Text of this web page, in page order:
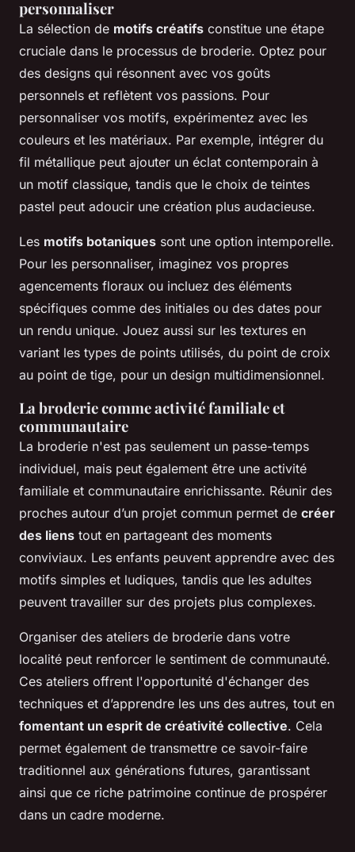
personnaliser
La sélection de motifs créatifs constitue une étape
cruciale dans le processus de broderie. Optez pour
des designs qui résonnent avec vos goûts
personnels et reflètent vos passions. Pour
personnaliser vos motifs, expérimentez avec les
couleurs et les matériaux. Par exemple, intégrer du
fil métallique peut ajouter un éclat contemporain à
un motif classique, tandis que le choix de teintes
pastel peut adoucir une création plus audacieuse.
Les motifs botaniques sont une option intemporelle.
Pour les personnaliser, imaginez vos propres
agencements floraux ou incluez des éléments
spécifiques comme des initiales ou des dates pour
un rendu unique. Jouez aussi sur les textures en
variant les types de points utilisés, du point de croix
au point de tige, pour un design multidimensionnel.
La broderie comme activité familiale et
communautaire
La broderie n'est pas seulement un passe-temps
individuel, mais peut également être une activité
familiale et communautaire enrichissante. Réunir des
proches autour d’un projet commun permet de créer
des liens tout en partageant des moments
conviviaux. Les enfants peuvent apprendre avec des
motifs simples et ludiques, tandis que les adultes
peuvent travailler sur des projets plus complexes.
Organiser des ateliers de broderie dans votre
localité peut renforcer le sentiment de communauté.
Ces ateliers offrent l'opportunité d'échanger des
techniques et d’apprendre les uns des autres, tout en
fomentant un esprit de créativité collective. Cela
permet également de transmettre ce savoir-faire
traditionnel aux générations futures, garantissant
ainsi que ce riche patrimoine continue de prospérer
dans un cadre moderne.